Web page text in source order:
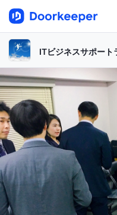
ITビジネスサポート